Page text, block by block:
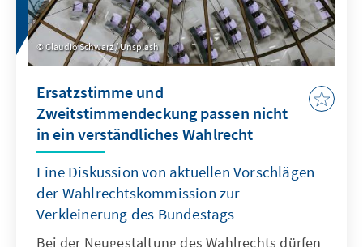
Claudio Schwarz / Unsplash
Ersatzstimme und
Zweitstimmendeckung passen nicht
in ein verständliches Wahlrecht
Eine Diskussion von aktuellen Vorschlägen
der Wahlrechtskommission zur
Verkleinerung des Bundestags
Bei der Neugestaltung des Wahlrechts dürfen